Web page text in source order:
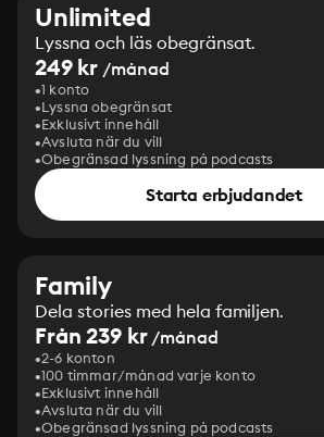
Unlimited
Lyssna och läs obegränsat.
249 kr /månad
1 konto
Lyssna obegränsat
Exklusivt innehåll
Avsluta när du vill
Obegränsad lyssning på podcasts
Starta erbjudandet
Family
Dela stories med hela familjen.
Från 239 kr/månad
2-6 konton
100 timmar/månad varje konto
Exklusivt innehåll
Avsluta när du vill
Obegränsad lyssning på podcasts